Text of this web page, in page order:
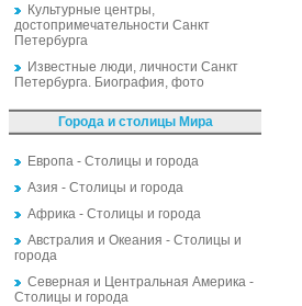
Культурные центры,
достопримечательности Санкт
Петербурга
Известные люди, личности Санкт
Петербурга. Биография, фото
Города и столицы Мира
Европа - Столицы и города
Азия - Столицы и города
Африка - Столицы и города
Австралия и Океания - Столицы и
города
Северная и Центральная Америка -
Столицы и города